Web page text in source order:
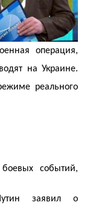
операция,
на Украине.
реального
событий,
заявил о